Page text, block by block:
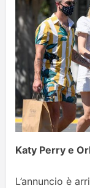
Katy Perry e
L’annuncio è